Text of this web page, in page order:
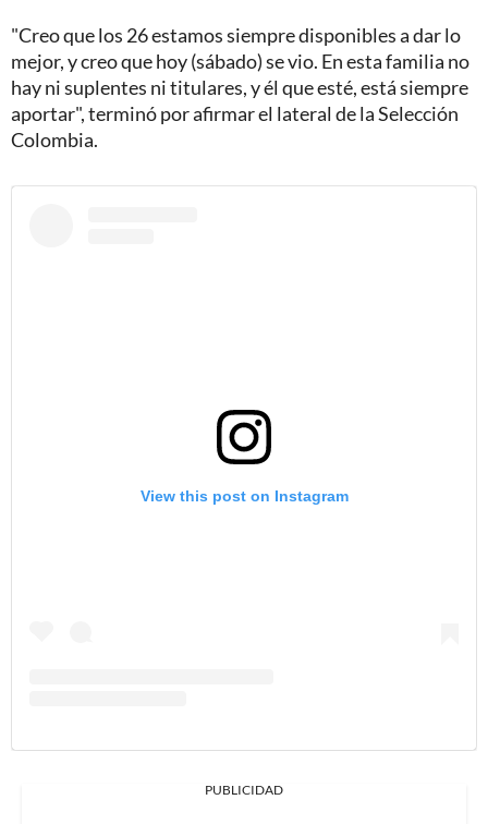
"Creo que los 26 estamos siempre disponibles a dar lo
mejor, y creo que hoy (sábado) se vio. En esta familia no
hay ni suplentes ni titulares, y él que esté, está siempre
aportar", terminó por afirmar el lateral de la Selección
Colombia.
View this post on Instagram
PUBLICIDAD